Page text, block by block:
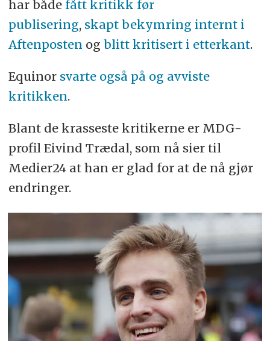
har både fått kritikk før
publisering, skapt bekymring internt i
Aftenposten og blitt kritisert i etterkant.
Equinor svarte også på og avviste
kritikken.
Blant de krasseste kritikerne er MDG-
profil Eivind Trædal, som nå sier til
Medier24 at han er glad for at de nå gjør
endringer.